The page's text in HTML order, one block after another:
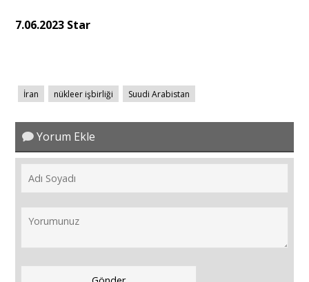
7.06.2023 Star
İran nükleer işbirliği Suudi Arabistan
Yorum Ekle